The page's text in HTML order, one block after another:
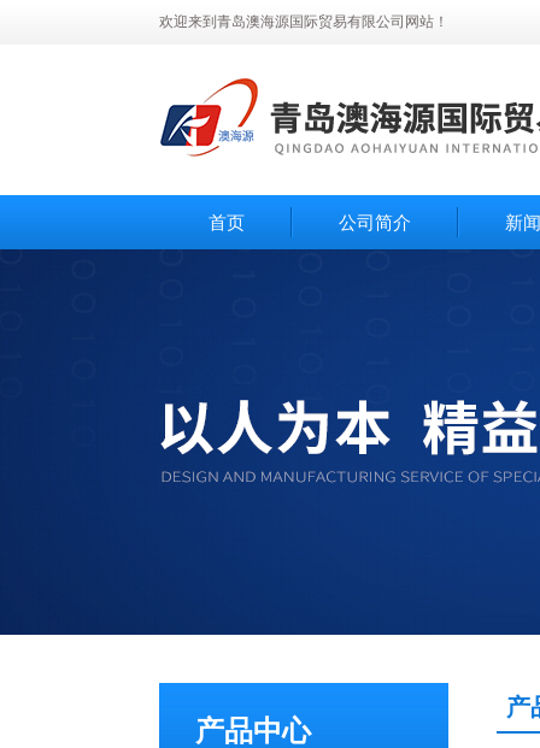
欢迎来到青岛澳海源国际贸易有限公司网站！
首页 公司简介 新
产品中心
产